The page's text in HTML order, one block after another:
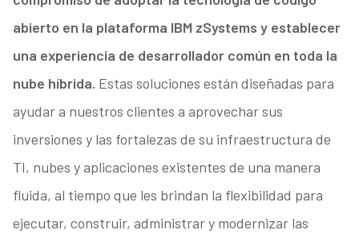
abierto en la plataforma IBM zSystems y establecer
una experiencia de desarrollador común en toda la
nube híbrida. Estas soluciones están diseñadas para
ayudar a nuestros clientes a aprovechar sus
inversiones y las fortalezas de su infraestructura de
TI, nubes y aplicaciones existentes de una manera
fluida, al tiempo que les brindan la flexibilidad para
ejecutar, construir, administrar y modernizar las